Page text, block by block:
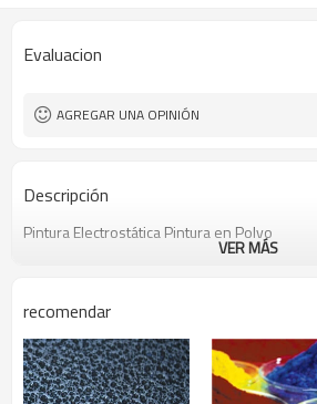
Evaluacion
AGREGAR UNA OPINIÓN
Descripción
Pintura Electrostática Pintura en Polvo
VER MÁS
recomendar